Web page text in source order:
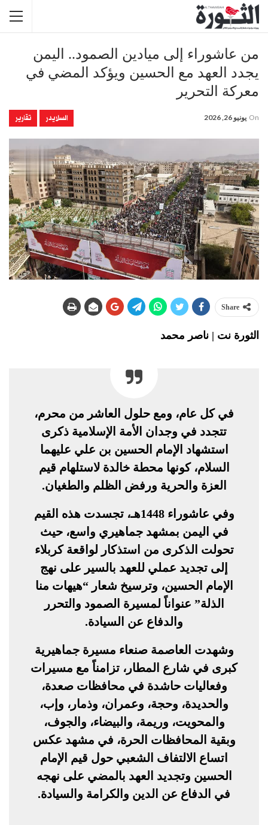
من عاشوراء إلى ميادين الصمود.. اليمن
يجدد العهد مع الحسين ويؤكد المضي في
معركة التحرير
السلايدر تقارير On يونيو 26, 2026
Share
الثورة نت | ناصر محمد
في كل عام، ومع حلول العاشر من محرم،
تتجدد في وجدان الأمة الإسلامية ذكرى
استشهاد الإمام الحسين بن علي عليهما
السلام، كونها محطة خالدة لاستلهام قيم
العزة والحرية ورفض الظلم والطغيان.
وفي عاشوراء 1448هـ، تجسدت هذه القيم
في اليمن بمشهد جماهيري واسع، حيث
تحولت الذكرى من استذكار لواقعة كربلاء
إلى تجديد عملي للعهد بالسير على نهج
الإمام الحسين، وترسيخ شعار “هيهات منا
الذلة” عنواناً لمسيرة الصمود والتحرر
والدفاع عن السيادة.
وشهدت العاصمة صنعاء مسيرة جماهيرية
كبرى في شارع المطار، تزامناً مع مسيرات
وفعاليات حاشدة في محافظات صعدة،
والحديدة، وحجة، وعمران، وذمار، وإب،
والمحويت، وريمة، والبيضاء، والجوف،
وبقية المحافظات الحرة، في مشهد عكس
اتساع الالتفاف الشعبي حول قيم الإمام
الحسين وتجديد العهد بالمضي على نهجه
في الدفاع عن الدين والكرامة والسيادة.